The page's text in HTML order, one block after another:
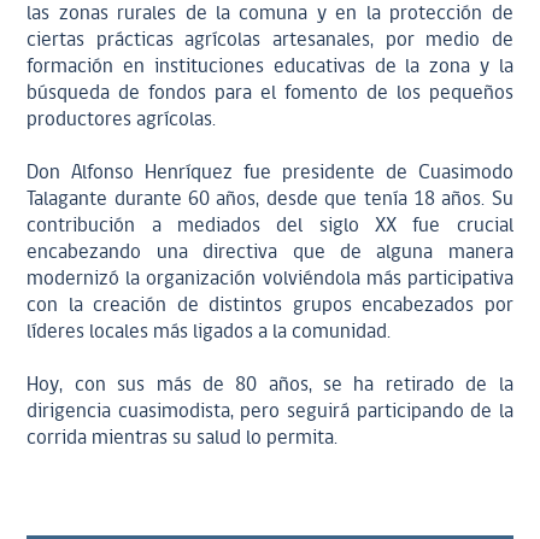
las zonas rurales de la comuna y en la protección de
ciertas prácticas agrícolas artesanales, por medio de
formación en instituciones educativas de la zona y la
búsqueda de fondos para el fomento de los pequeños
productores agrícolas.
Don Alfonso Henríquez fue presidente de Cuasimodo
Talagante durante 60 años, desde que tenía 18 años. Su
contribución a mediados del siglo XX fue crucial
encabezando una directiva que de alguna manera
modernizó la organización volviéndola más participativa
con la creación de distintos grupos encabezados por
líderes locales más ligados a la comunidad.
Hoy, con sus más de 80 años, se ha retirado de la
dirigencia cuasimodista, pero seguirá participando de la
corrida mientras su salud lo permita.